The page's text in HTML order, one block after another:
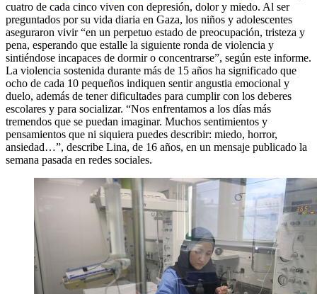
cuatro de cada cinco viven con depresión, dolor y miedo. Al ser
preguntados por su vida diaria en Gaza, los niños y adolescentes
aseguraron vivir “en un perpetuo estado de preocupación, tristeza y
pena, esperando que estalle la siguiente ronda de violencia y
sintiéndose incapaces de dormir o concentrarse”, según este informe.
La violencia sostenida durante más de 15 años ha significado que
ocho de cada 10 pequeños indiquen sentir angustia emocional y
duelo, además de tener dificultades para cumplir con los deberes
escolares y para socializar. “Nos enfrentamos a los días más
tremendos que se puedan imaginar. Muchos sentimientos y
pensamientos que ni siquiera puedes describir: miedo, horror,
ansiedad…”, describe Lina, de 16 años, en un mensaje publicado la
semana pasada en redes sociales.